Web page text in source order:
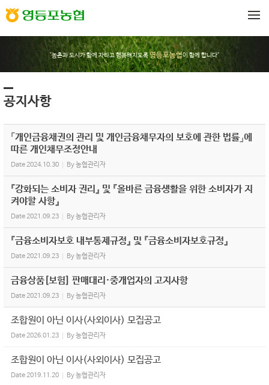
"농촌과 도시가 함께 자라고 행복해지도록영등포농협이 함께 합니다"
공지사항
「개인금융채권의 관리 및 개인금융채무자의 보호에 관한 법률」에
따른 개인채무조정안내
Date2024.10.30 By농협관리자
『강화되는 소비자 권리』 및 『올바른 금융생활을 위한 소비자가 지
켜야할 사항』
Date2021.09.23 By농협관리자
『금융소비자보호 내부통제규정』 및 『금융소비자보호규정』
Date2021.09.23 By농협관리자
금융상품[보험] 판매대리·중개업자의 고지사항
Date2021.09.23 By농협관리자
조합원이 아닌 이사(사외이사) 모집공고
Date2026.01.23 By농협관리자
조합원이 아닌 이사(사외이사) 모집공고
Date2019.11.20 By농협관리자